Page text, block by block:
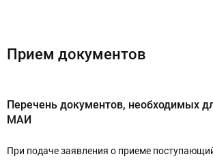
Прием документов
Перечень документов, необходимых
МАИ
При подаче заявления о приеме